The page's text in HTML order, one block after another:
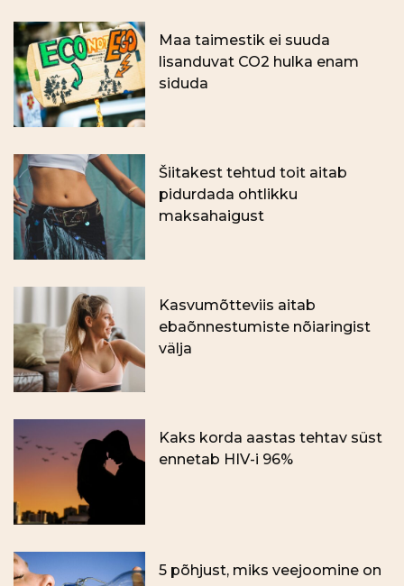
Maa taimestik ei suuda
lisanduvat CO2 hulka enam
siduda
Šiitakest tehtud toit aitab
pidurdada ohtlikku
maksahaigust
Kasvumõtteviis aitab
ebaõnnestumiste nõiaringist
välja
Kaks korda aastas tehtav süst
ennetab HIV-i 96%
5 põhjust, miks veejoomine on